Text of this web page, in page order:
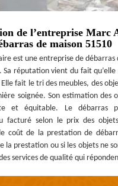
de l’entreprise Marc
de maison 51510
est une entreprise de débarras
Sa réputation vient du fait
fait le tri des meubles, des
soignée. Son estimation des
et équitable. Le débarras
facturé selon le prix des
coût de la prestation de
la prestation ou si les objets ne
services de qualité qui